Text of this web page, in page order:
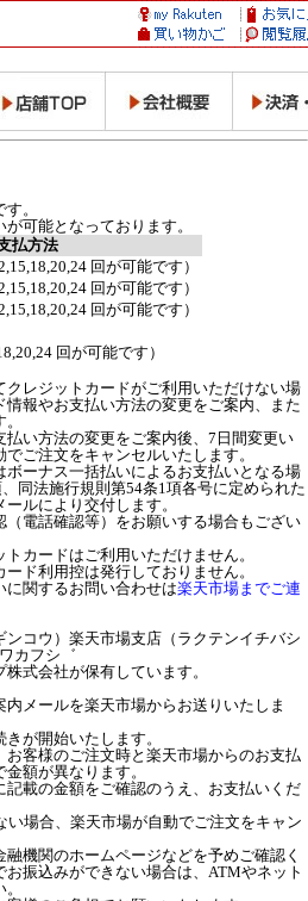
。
可能となっております。
払方法
回が可能です）
回が可能です）
回が可能です）
回が可能です）
レジットカードがご利用いただけない場
報やお支払い方法の変更をご案内、また
い方法の変更をご案内後、7日間変更い
ご注文をキャンセルいたします。
ーナス一括払いによるお支払いとなる場
同法施行規則第54条1項各号に定められた
ルにより交付します。
電話確認等）をお願いする場合もござい
カードはご利用いただけません。
ド利用控は発行しておりません。
関するお問い合わせは楽天市場までご連
ンコウ）楽天市場支店（ラクテンイチバシ
カフシ゛
式会社が保有しています。
メールを楽天市場からお送りいたしま
が開始いたします。
客様のご注文時と楽天市場からのお支払
額が異なります。
載の金額をご確認のうえ、お支払いくだ
い場合、楽天市場が自動でご注文をキャン
機関のホームページなどを予めご確認く
振込みができない場合は、ATMやネット